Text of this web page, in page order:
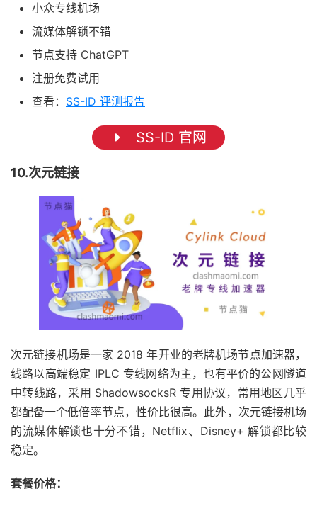
小众专线机场
流媒体解锁不错
节点支持 ChatGPT
注册免费试用
查看： SS-ID 评测报告
SS-ID 官网
10.次元链接
次元链接机场是一家 2018 年开业的老牌机场节点加速器，
线路以高端稳定 IPLC 专线网络为主，也有平价的公网隧道
中转线路，采用 ShadowsocksR 专用协议，常用地区几乎
都配备一个低倍率节点，性价比很高。此外，次元链接机场
的流媒体解锁也十分不错，Netflix、Disney+ 解锁都比较
稳定。
套餐价格：